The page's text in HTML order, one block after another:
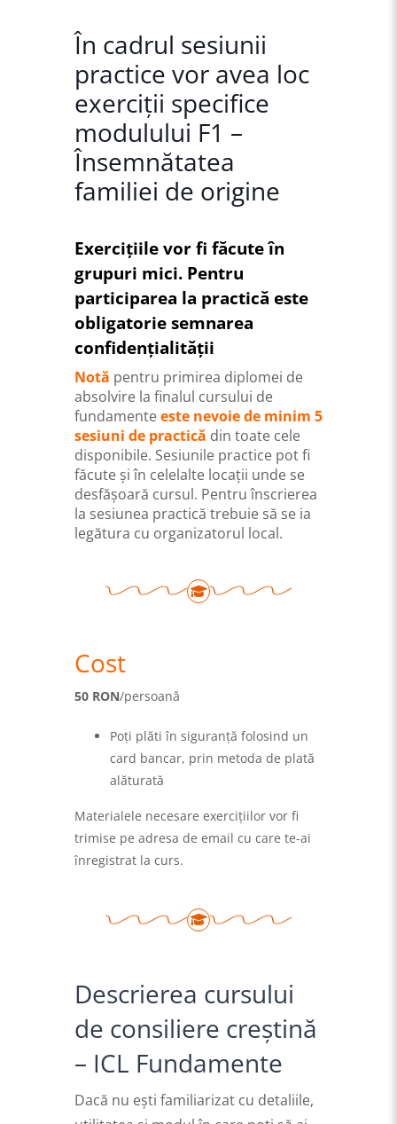
În cadrul sesiunii
practice vor avea loc
exerciții specifice
modulului F1 –
Însemnătatea
familiei de origine
Exercițiile vor fi făcute în
grupuri mici. Pentru
participarea la practică este
obligatorie semnarea
confidențialității
Notă pentru primirea diplomei de
absolvire la finalul cursului de
fundamenteeste nevoie de minim 5
sesiuni de practică din toate cele
disponibile. Sesiunile practice pot fi
făcute și în celelalte locații unde se
desfășoară cursul. Pentru înscrierea
la sesiunea practică trebuie să se ia
legătura cu organizatorul local.
Cost
50 RON/persoană
Poți plăti în siguranță folosind un
card bancar, prin metoda de plată
alăturată
Materialele necesare exercițiilor vor fi
trimise pe adresa de email cu care te-ai
înregistrat la curs.
Descrierea cursului
de consiliere creștină
– ICL Fundamente
Dacă nu ești familiarizat cu detaliile,